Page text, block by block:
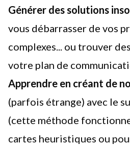
Générer des solutions
vous débarrasser de vos
complexes... ou trouver
votre plan de
Apprendre en créant de
(parfois étrange) avec le
(cette méthode
cartes heuristiques ou